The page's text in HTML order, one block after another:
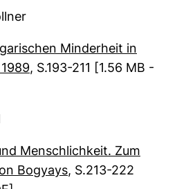
Minderheit in
, S.193-211 [1.56 MB -
Menschlichkeit. Zum
Bogyays, S.213-222